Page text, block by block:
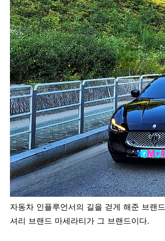
자동차 인플루언서의 길을 걷게 해준 브랜
셔리 브랜드 마세라티가 그 브랜드이다.